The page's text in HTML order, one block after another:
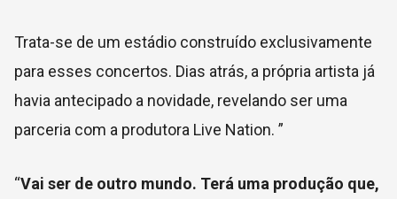
Trata-se de um estádio construído exclusivamente
para esses concertos. Dias atrás, a própria artista já
havia antecipado a novidade, revelando ser uma
parceria com a produtora Live Nation. ”
“Vai ser de outro mundo. Terá uma produção que,